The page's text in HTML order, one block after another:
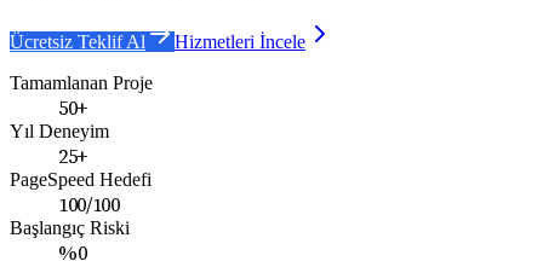
Ücretsiz Teklif Al
Hizmetleri İncele
Tamamlanan Proje
50+
Yıl Deneyim
25+
PageSpeed Hedefi
100/100
Başlangıç Riski
%0